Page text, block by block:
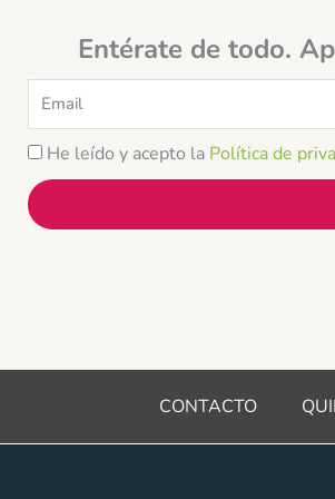
Entérate de todo.
Email
He leído y acepto la Política de
CONTACTO